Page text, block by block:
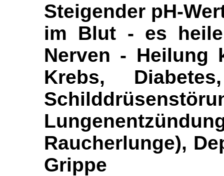
Steigender pH-
im Blut - es
Nerven - Heilung
Krebs,
Raucherlunge),
Grippe